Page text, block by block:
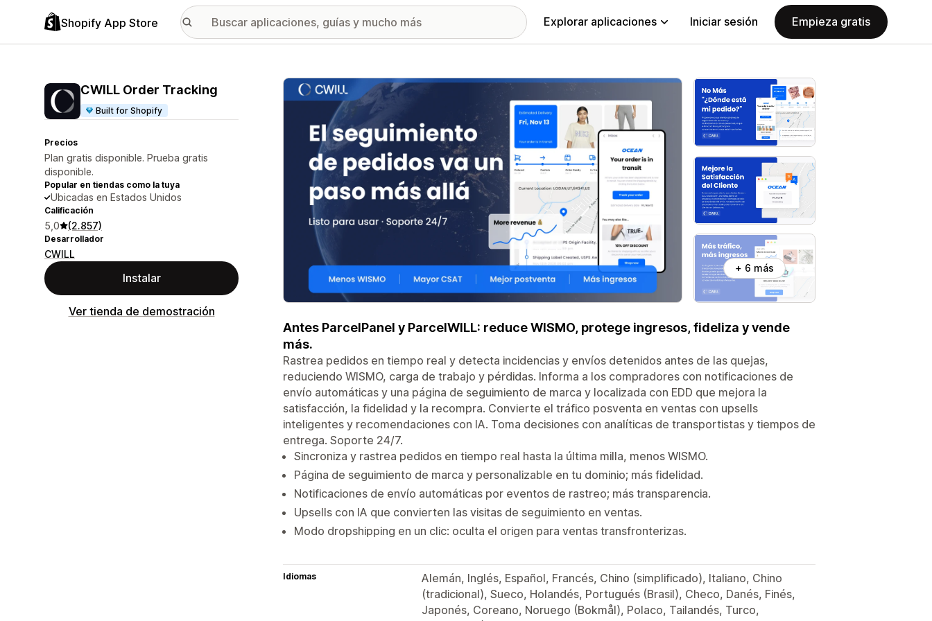
Shopify App Store Explorar aplicaciones Iniciar sesión Empieza gratis
CWILL Order Tracking
Built for Shopify
Precios
Plan gratis disponible. Prueba gratis
disponible.
Popular en tiendas como la tuya
Ubicadas en Estados Unidos
Calificación
5,0 (2.857)
Desarrollador
CWILL
Instalar
Ver tienda de demostración
Galería de imágenes destacadas
+ 6 más
Antes ParcelPanel y ParcelWILL: reduce WISMO, protege ingresos, fideliza y vende
más.
Rastrea pedidos en tiempo real y detecta incidencias y envíos detenidos antes de las quejas,
reduciendo WISMO, carga de trabajo y pérdidas. Informa a los compradores con notificaciones de
envío automáticas y una página de seguimiento de marca y localizada con EDD que mejora la
satisfacción, la fidelidad y la recompra. Convierte el tráfico posventa en ventas con upsells
inteligentes y recomendaciones con IA. Toma decisiones con analíticas de transportistas y tiempos de
entrega. Soporte 24/7.
Sincroniza y rastrea pedidos en tiempo real hasta la última milla, menos WISMO.
Página de seguimiento de marca y personalizable en tu dominio; más fidelidad.
Notificaciones de envío automáticas por eventos de rastreo; más transparencia.
Upsells con IA que convierten las visitas de seguimiento en ventas.
Modo dropshipping en un clic: oculta el origen para ventas transfronterizas.
Idiomas
Alemán, Inglés, Español, Francés, Chino (simplificado), Italiano, Chino
(tradicional), Sueco, Holandés, Portugués (Brasil), Checo, Danés, Finés,
Japonés, Coreano, Noruego (Bokmål), Polaco, Tailandés, Turco,